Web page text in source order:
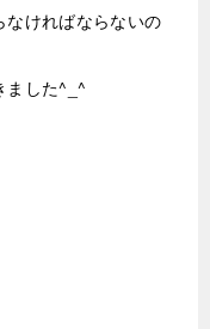
ければならないの
ました^_^